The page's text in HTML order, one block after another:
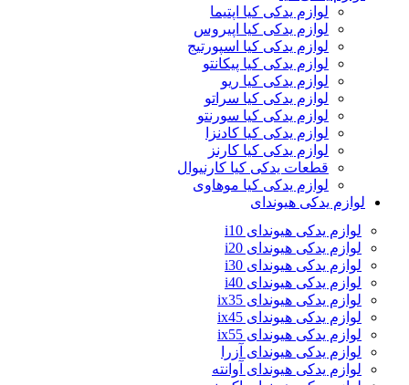
لوازم یدکی کیا اپتیما
لوازم یدکی کیا اپیروس
لوازم یدکی کیا اسپورتیج
لوازم یدکی کیا پیکانتو
لوازم یدکی کیا ریو
لوازم یدکی کیا سراتو
لوازم یدکی کیا سورنتو
لوازم یدکی کیا کادنزا
لوازم یدکی کیا کارنز
قطعات یدکی کیا کارنیوال
لوازم یدکی کیا موهاوی
لوازم یدکی هیوندای
لوازم یدکی هیوندای i10
لوازم یدکی هیوندای i20
لوازم یدکی هیوندای i30
لوازم یدکی هیوندای i40
لوازم یدکی هیوندای ix35
لوازم یدکی هیوندای ix45
لوازم یدکی هیوندای ix55
لوازم یدکی هیوندای آزرا
لوازم یدکی هیوندای آوانته